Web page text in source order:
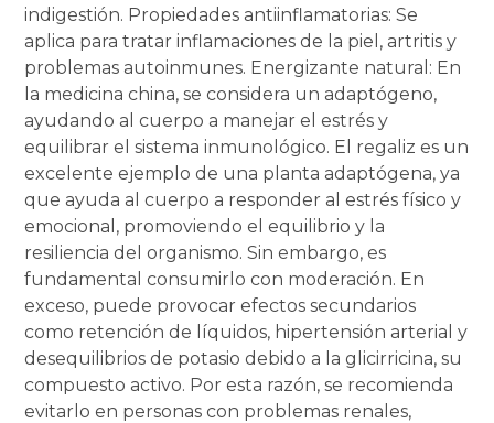
indigestión. Propiedades antiinflamatorias: Se
aplica para tratar inflamaciones de la piel, artritis y
problemas autoinmunes. Energizante natural: En
la medicina china, se considera un adaptógeno,
ayudando al cuerpo a manejar el estrés y
equilibrar el sistema inmunológico. El regaliz es un
excelente ejemplo de una planta adaptógena, ya
que ayuda al cuerpo a responder al estrés físico y
emocional, promoviendo el equilibrio y la
resiliencia del organismo. Sin embargo, es
fundamental consumirlo con moderación. En
exceso, puede provocar efectos secundarios
como retención de líquidos, hipertensión arterial y
desequilibrios de potasio debido a la glicirricina, su
compuesto activo. Por esta razón, se recomienda
evitarlo en personas con problemas renales,